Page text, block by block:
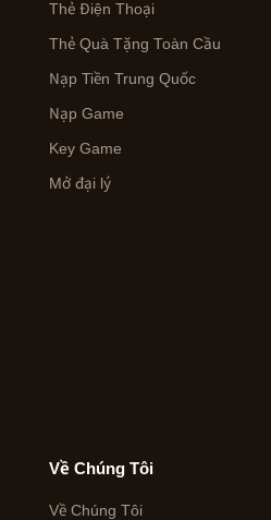
Thẻ Điện Thoại
Thẻ Quà Tặng Toàn Cầu
Nạp Tiền Trung Quốc
Nạp Game
Key Game
Mở đại lý
Về Chúng Tôi
Về Chúng Tôi